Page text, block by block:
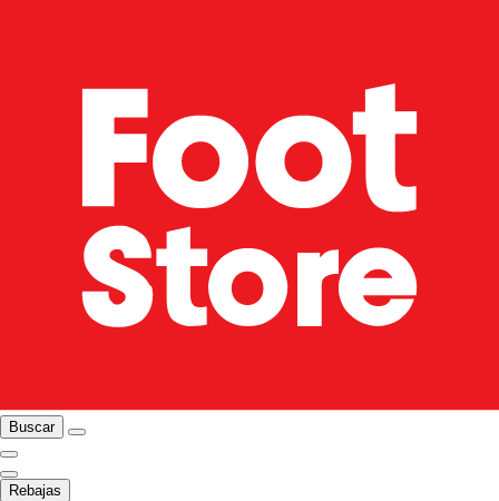
Buscar
Rebajas